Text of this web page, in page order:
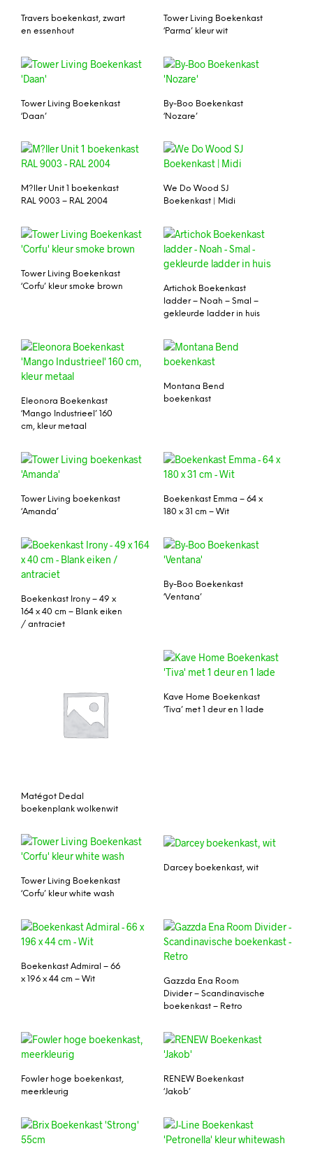
Travers boekenkast, zwart
en essenhout
Tower Living Boekenkast
‘Parma’ kleur wit
Tower Living Boekenkast
‘Daan’
By-Boo Boekenkast
‘Nozare’
M?ller Unit 1 boekenkast
RAL 9003 – RAL 2004
We Do Wood SJ
Boekenkast | Midi
Tower Living Boekenkast
‘Corfu’ kleur smoke brown
Artichok Boekenkast
ladder – Noah – Smal –
gekleurde ladder in huis
Eleonora Boekenkast
‘Mango Industrieel’ 160
cm, kleur metaal
Montana Bend
boekenkast
Tower Living boekenkast
‘Amanda’
Boekenkast Emma – 64 x
180 x 31 cm – Wit
Boekenkast Irony – 49 x
164 x 40 cm – Blank eiken
/ antraciet
By-Boo Boekenkast
‘Ventana’
Matégot Dedal
boekenplank wolkenwit
Kave Home Boekenkast
‘Tiva’ met 1 deur en 1 lade
Tower Living Boekenkast
‘Corfu’ kleur white wash
Darcey boekenkast, wit
Boekenkast Admiral – 66
x 196 x 44 cm – Wit
Gazzda Ena Room
Divider – Scandinavische
boekenkast – Retro
Fowler hoge boekenkast,
meerkleurig
RENEW Boekenkast
‘Jakob’